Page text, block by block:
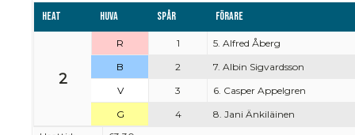
Heat Huva Spår Förare
2
R 1
5. Alfred Åberg
B
2
7. Albin Sigvardsson
V
3
6. Casper Appelgren
G
4
8. Jani Änkiläinen